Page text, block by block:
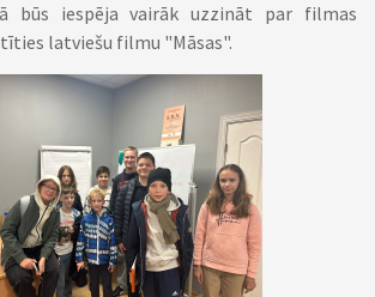
būs iespēja vairāk uzzināt par filmas
latviešu filmu "Māsas".